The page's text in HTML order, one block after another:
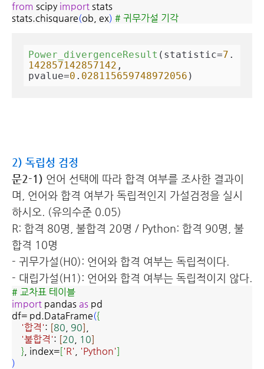
from scipy import stats
stats.chisquare(ob, ex) # 귀무가설 기각
Power_divergenceResult (statistic=7 .
142857142857142 ,
pvalue=0 . 028115659748972056 )
2) 독립성 검정
문2-1) 언어 선택에 따라 합격 여부를 조사한 결과이
며, 언어와 합격 여부가 독립적인지 가설검정을 실시
하시오. (유의수준 0.05)
R: 합격 80명, 불합격 20명 / Python: 합격 90명, 불
합격 10명
- 귀무가설(H0): 언어와 합격 여부는 독립적이다.
- 대립가설(H1): 언어와 합격 여부는 독립적이지 않다.
# 교차표 테이블
import pandas as pd
df= pd.DataFrame({
'합격': [80 90]
'불합격': [20 10]
} , index=['R' 'Python']
)